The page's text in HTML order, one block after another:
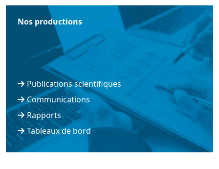
Nos productions
Publications scientifiques
Communications
Rapports
Tableaux de bord